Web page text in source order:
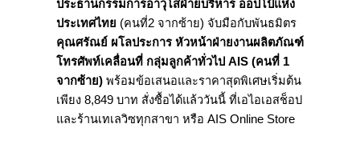
ประธานกรรมการอาวุโสฝ่ายบริหาร ออปโป้แห่ง
ประเทศไทย (คนที่2 จากซ้าย) จับมือกับพันธมิตร
คุณศรัณย์ ผโลประการ หัวหน้าฝ่ายงานผลิตภัณฑ์
โทรศัพท์เคลื่อนที่ กลุ่มลูกค้าทั่วไป AIS (คนที่ 1
จากซ้าย) พร้อมข้อเสนอและราคาสุดพิเศษเริ่มต้น
เพียง 8,849 บาท สั่งซื้อได้แล้ววันนี้ ที่เอไอเอสช็อป
และร้านเทเลวิซทุกสาขา หรือ AIS Online Store